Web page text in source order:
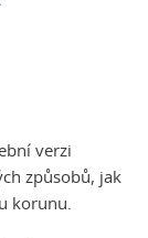
verzi
způsobů, jak
korunu.